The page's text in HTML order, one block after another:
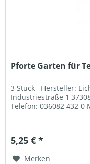
Pforte Garten für
3 Stück Hersteller:
Industriestraße 1
Telefon: 036082 432-0
5,25 € *
Merken